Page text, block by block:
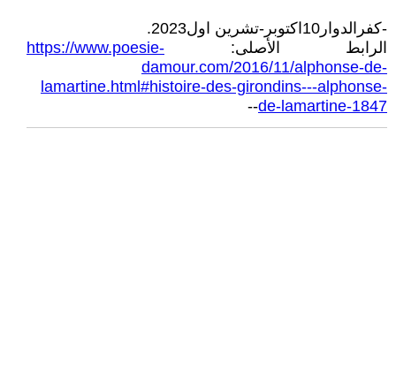
-كفرالدوار10اكتوبر-تشرين اول2023.
الرابط الأصلى: https://www.poesie-
damour.com/2016/11/alphonse-de-
lamartine.html#histoire-des-girondins---alphonse-
de-lamartine-1847
--